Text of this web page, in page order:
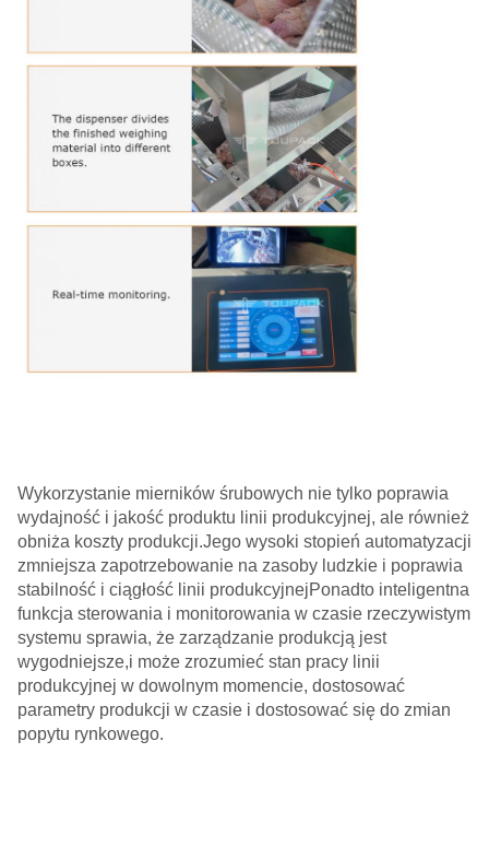
Wykorzystanie mierników śrubowych nie tylko poprawia
wydajność i jakość produktu linii produkcyjnej, ale również
obniża koszty produkcji.Jego wysoki stopień automatyzacji
zmniejsza zapotrzebowanie na zasoby ludzkie i poprawia
stabilność i ciągłość linii produkcyjnejPonadto inteligentna
funkcja sterowania i monitorowania w czasie rzeczywistym
systemu sprawia, że zarządzanie produkcją jest
wygodniejsze,i może zrozumieć stan pracy linii
produkcyjnej w dowolnym momencie, dostosować
parametry produkcji w czasie i dostosować się do zmian
popytu rynkowego.